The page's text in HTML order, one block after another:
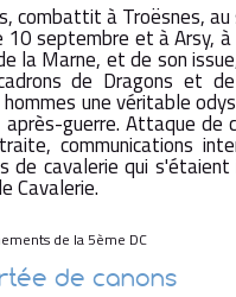
combattit à Troësnes,
septembre et à Arsy,
la Marne, et de son
de Dragons et de
une véritable
guerre. Attaque de
communications
de cavalerie qui
Cavalerie.
de la 5ème DC
de canons